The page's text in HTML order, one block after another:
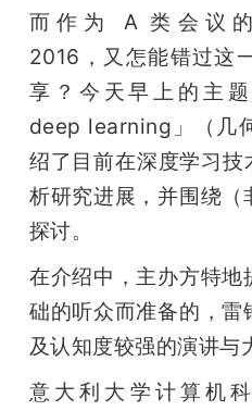
爱
搞
机
而作为 A 类会议的
2016，又怎能错过这
享？今天早上的主
deep learning」（几
绍了目前在深度学习
析研究进展，并围绕
探讨。
在介绍中，主办方特
础的听众而准备的，
及认知度较强的演讲与
意大利大学计算机